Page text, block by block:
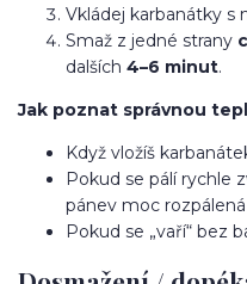
Vkládej karbanátky s
Smaž z jedné strany
dalších 4–6 minut.
Jak poznat správnou
Když vložíš
Pokud se pálí rychle
pánev moc
Pokud se „vaří“ bez